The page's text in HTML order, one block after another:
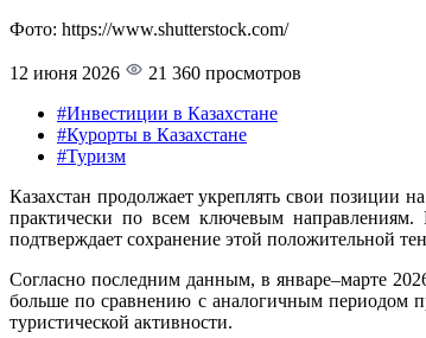
Фото: https://www.shutterstock.com/
12 июня 2026
21 360 просмотров
#Инвестиции в Казахстане
#Курорты в Казахстане
#Туризм
Казахстан продолжает укреплять свои позиции
практически по всем ключевым
подтверждает сохранение этой положительной
Согласно последним данным, в январе–марте
больше по сравнению с аналогичным периодом
туристической активности.